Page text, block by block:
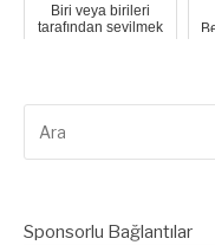
Biri veya birileri
tarafından sevilmek
yap:
Sponsorlu Bağlantılar